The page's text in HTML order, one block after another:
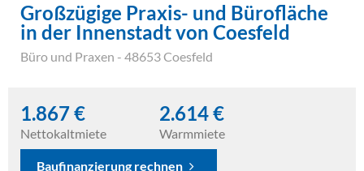
Großzügige Praxis- und Bürofläche
in der Innenstadt von Coesfeld
Büro und Praxen - 48653 Coesfeld
1.867 €
Nettokaltmiete
2.614 €
Warmmiete
Baufinanzierung rechnen